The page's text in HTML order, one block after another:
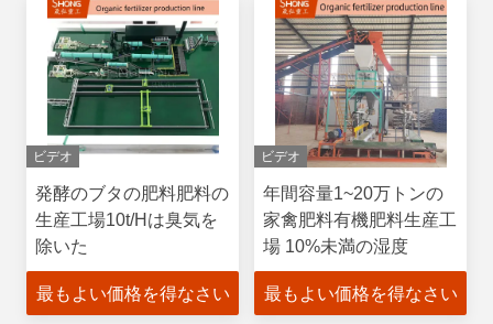
ビデオ
発酵のブタの肥料肥料の
生産工場10t/Hは臭気を
除いた
最もよい価格を得なさい
ビデオ
年間容量1~20万トンの
家禽肥料有機肥料生産工
場 10%未満の湿度
最もよい価格を得なさい